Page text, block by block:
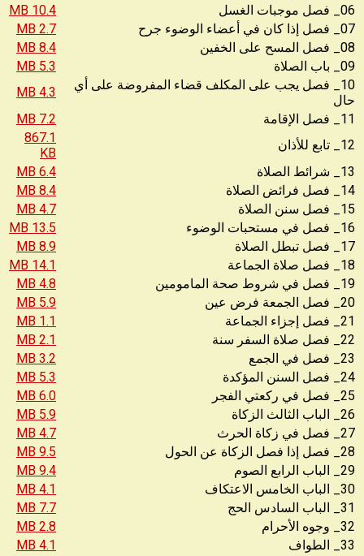
06_ فصل موجبات الغسل
10.4 MB
07_ فصل إذا كان في أعضاء الوضوء جرح
2.7 MB
08_ فصل المسح على الخفين
8.4 MB
09_ باب الصلاة
5.3 MB
10_ فصل يجب على المكلف قضاء المفروضة على أي
حال
4.3 MB
11_ فصل الإقامة
7.2 MB
12_ تابع للأذان
867.1
KB
13_ شرائط الصلاة
6.4 MB
14_ فصل فرائض الصلاة
8.4 MB
15_ فصل سنن الصلاة
4.7 MB
16_ فصل في مستحبات الوضوء
13.5 MB
17_ فصل تبطل الصلاة
8.9 MB
18_ فصل صلاة الجماعة
14.1 MB
19_ فصل في شروط صحة المامومين
4.8 MB
20_ فصل الجمعة فرض عين
5.9 MB
21_ فصل إجزاء الجماعة
1.1 MB
22_ فصل صلاة السفر سنة
2.1 MB
23_ فصل في الجمع
3.2 MB
24_ فصل السنن المؤكدة
5.3 MB
25_ فصل في ركعتي الفجر
6.0 MB
26_ الباب الثالث الزكاة
5.9 MB
27_ فصل في زكاة الحرث
4.7 MB
28_ فصل إذا فصل الزكاة عن الحول
9.5 MB
29_ الباب الرابع الصوم
9.4 MB
30_ الباب الخامس الاعتكاف
4.1 MB
31_ الباب السادس الحج
7.7 MB
32_ وجوه الأحرام
2.8 MB
33_ الطواف
4.1 MB